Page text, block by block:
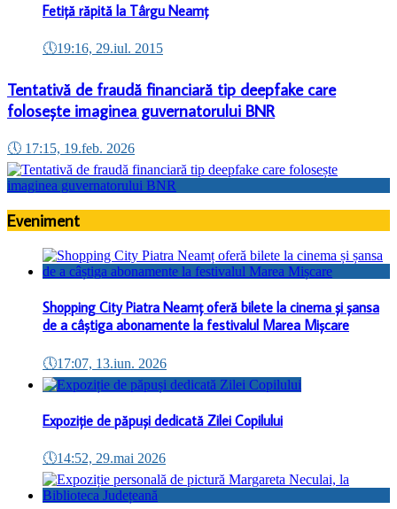
Fetiță răpită la Târgu Neamț
🕔19:16, 29.iul. 2015
Tentativă de fraudă financiară tip deepfake care
folosește imaginea guvernatorului BNR
🕔 17:15, 19.feb. 2026
Eveniment
Shopping City Piatra Neamț oferă bilete la cinema și șansa
de a câștiga abonamente la festivalul Marea Mișcare
🕔17:07, 13.iun. 2026
Expoziție de păpuși dedicată Zilei Copilului
🕔14:52, 29.mai 2026